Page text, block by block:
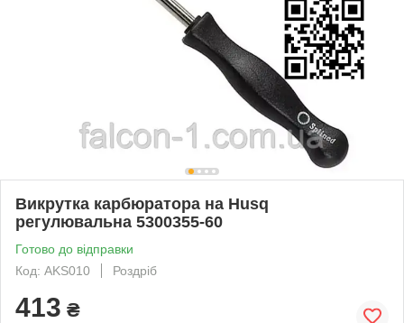
Викрутка карбюратора на Husq
регулювальна 5300355-60
Готово до відправки
Код: AKS010
Роздріб
413 ₴